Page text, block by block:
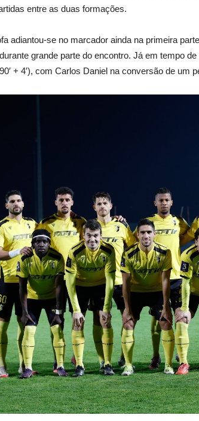
entre as duas formações.
adiantou-se no marcador ainda na primeira
grande parte do encontro. Já em tempo
+ 4′), com Carlos Daniel na conversão de um